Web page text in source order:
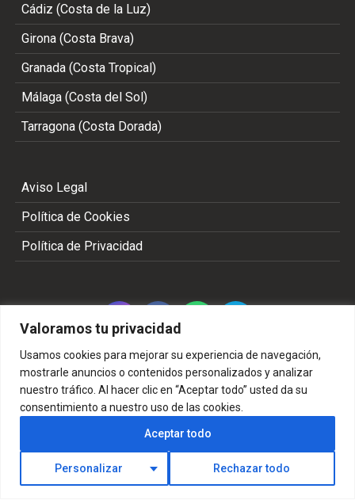
Valoramos tu privacidad
Usamos cookies para mejorar su experiencia de navegación,
mostrarle anuncios o contenidos personalizados y analizar
nuestro tráfico. Al hacer clic en “Aceptar todo” usted da su
consentimiento a nuestro uso de las cookies.
Personalizar Rechazar todo
Aceptar todo
Cádiz (Costa de la Luz)
Girona (Costa Brava)
Granada (Costa Tropical)
Málaga (Costa del Sol)
Tarragona (Costa Dorada)
Aviso Legal
Política de Cookies
Política de Privacidad
Copyright 2002 - 2026 © TODOS LOS DERECHOS
RESERVADOS